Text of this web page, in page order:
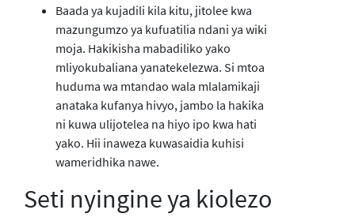
Baada ya kujadili kila kitu, jitolee kwa
mazungumzo ya kufuatilia ndani ya wiki
moja. Hakikisha mabadiliko yako
mliyokubaliana yanatekelezwa. Si mtoa
huduma wa mtandao wala mlalamikaji
anataka kufanya hivyo, jambo la hakika
ni kuwa ulijotelea na hiyo ipo kwa hati
yako. Hii inaweza kuwasaidia kuhisi
wameridhika nawe.
Seti nyingine ya kiolezo